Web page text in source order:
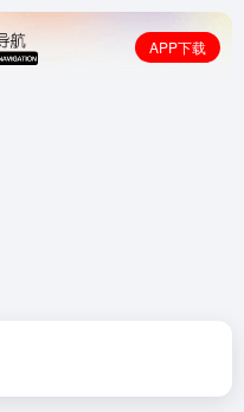
APP下载